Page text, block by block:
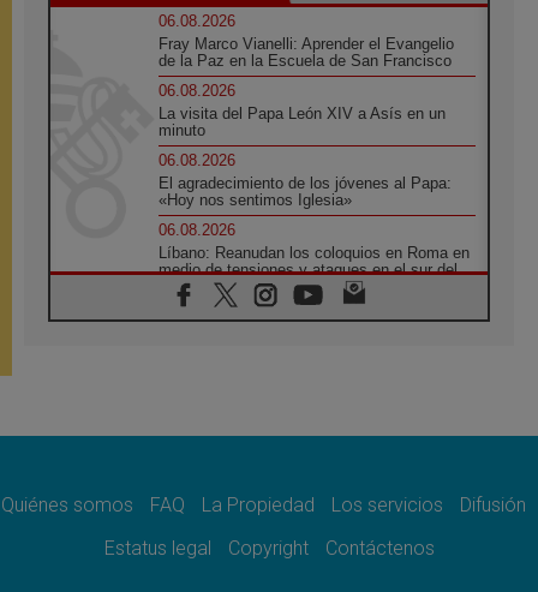
06.08.2026
Fray Marco Vianelli: Aprender el Evangelio
de la Paz en la Escuela de San Francisco
06.08.2026
La visita del Papa León XIV a Asís en un
minuto
06.08.2026
El agradecimiento de los jóvenes al Papa:
«Hoy nos sentimos Iglesia»
06.08.2026
Líbano: Reanudan los coloquios en Roma en
medio de tensiones y ataques en el sur del
país
06.08.2026
noticia para todo el Uruguay
León XIV: La revolución del Evangelio
Quiénes somos FAQ La Propiedad Los servicios
Difusión
Estatus legal
Copyright Contáctenos